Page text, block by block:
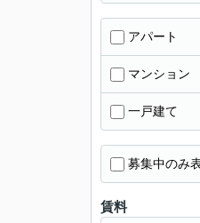
アパート
マンション
一戸建て
募集中のみ
賃料